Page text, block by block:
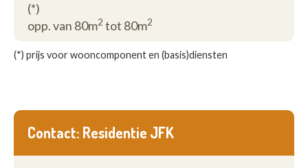
(*)
opp. van 80m2 tot 80m2
(*) prijs voor wooncomponent en (basis)diensten
Contact: Residentie JFK